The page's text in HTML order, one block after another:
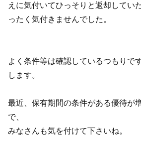
えに気付いてひっそりと返却してい
ったく気付きませんでした。
よく条件等は確認しているつもりで
します。
最近、保有期間の条件がある優待が
で、
みなさんも気を付けて下さいね。